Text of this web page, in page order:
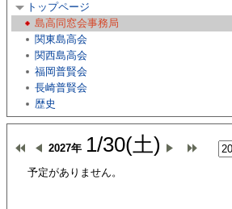
トップページ
島高同窓会事務局
関東島高会
関西島高会
福岡普賢会
長崎普賢会
歴史
2027年 1/30(土)
予定がありません。